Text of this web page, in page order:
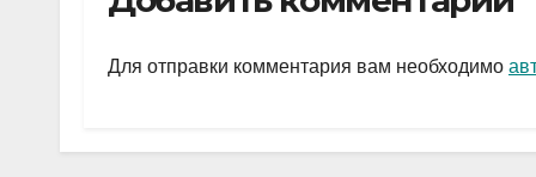
gr
a
s
A
p
а
в
ть
Для отправки комментария вам необходимо